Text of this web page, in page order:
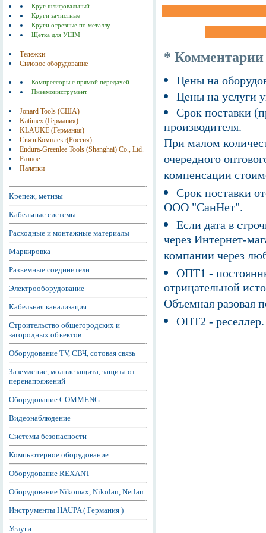
Круг шлифовальный
Круги зачистные
Круги отрезные по металлу
Щетка для УШМ
Тележки
Силовое оборудование
Компрессоры с прямой передачей
Пневмоинструмент
Jonard Tools (США)
Katimex (Германия)
KLAUKE (Германия)
СвязьКомплект(Россия)
Endura-Greenlee Tools (Shanghai) Co., Ltd.
Разное
Палатки
Крепеж, метизы
Кабельные системы
Расходные и монтажные материалы
Маркировка
Разъемные соединители
Электрооборудование
Кабельная канализация
Строительство общегородских и
загородных объектов
Оборудование TV, СВЧ, сотовая связь
Заземление, молниезащита, защита от
перенапряжений
Оборудование COMMENG
Видеонаблюдение
Системы безопасности
Компьютерное оборудование
Оборудование REXANT
Оборудование Nikomax, Nikolan, Netlan
Инструменты HAUPA ( Германия )
Услуги
* Комментарии
Цены на
Цены на услуги
Срок поставки
производителя.
При малом
очередного
компенсации
Срок поставки
ООО "СанНет".
Если дата в
через Интернет-
компании через
ОПТ1 -
отрицательной
Объемная разовая
ОПТ2 -